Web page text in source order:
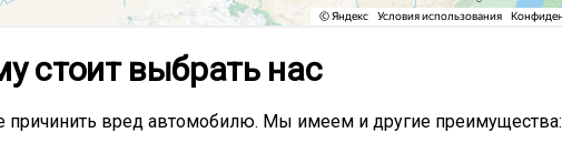
стоит выбрать нас
причинить вред автомобилю. Мы имеем и другие преимущества: